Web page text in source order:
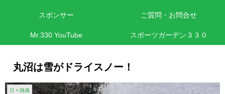
スポンサー ご質問・お問合せ
Mr.330 YouTube スポーツガーデン３３０
丸沼は雪がドライスノー！
日々雑感